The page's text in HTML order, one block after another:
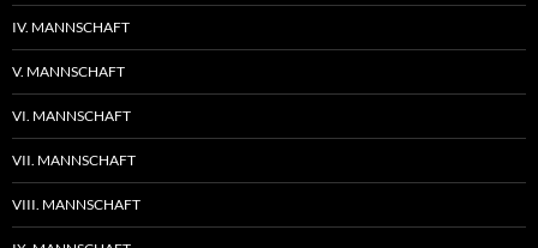
IV. MANNSCHAFT
V. MANNSCHAFT
VI. MANNSCHAFT
VII. MANNSCHAFT
VIII. MANNSCHAFT